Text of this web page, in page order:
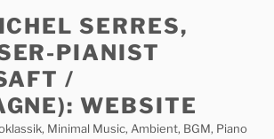
SERRES,
PIANIST
/
WEBSITE
Minimal Music, Ambient, BGM, Piano